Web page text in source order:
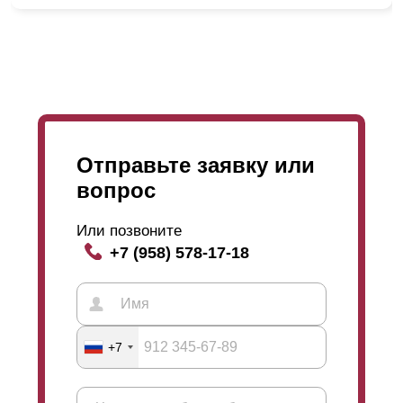
Отправьте заявку или
вопрос
Или позвоните
+7 (958) 578-17-18
+7